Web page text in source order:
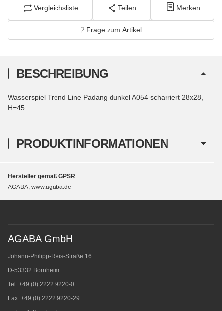
Vergleichsliste Teilen Merken
Frage zum Artikel
PRODUKTINFORMATIONEN
BESCHREIBUNG
Wasserspiel Trend Line Padang dunkel A054 scharriert 28x28,
H=45
Hersteller gemäß GPSR
AGABA, www.agaba.de
AGABA GmbH
Johann-Philipp-Reis-Straße 16
D-53332 Bornheim
Tel: +49 (0) 2222.9220-0
Fax: +49 (0) 2222.9220-29